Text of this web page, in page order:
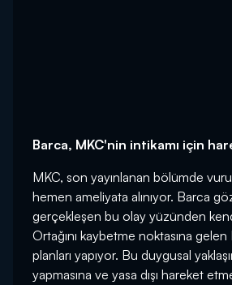
Barca, MKC'nin intikamı için
MKC, son yayınlanan bölümde
hemen ameliyata alınıyor. Barca
gerçekleşen bu olay yüzünden
Ortağını kaybetme noktasına
planları yapıyor. Bu duygusal
yapmasına ve yasa dışı hareket